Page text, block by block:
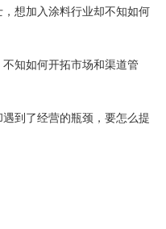
想加入涂料行业却不知如何
知如何开拓市场和渠道管
到了经营的瓶颈，要怎么提